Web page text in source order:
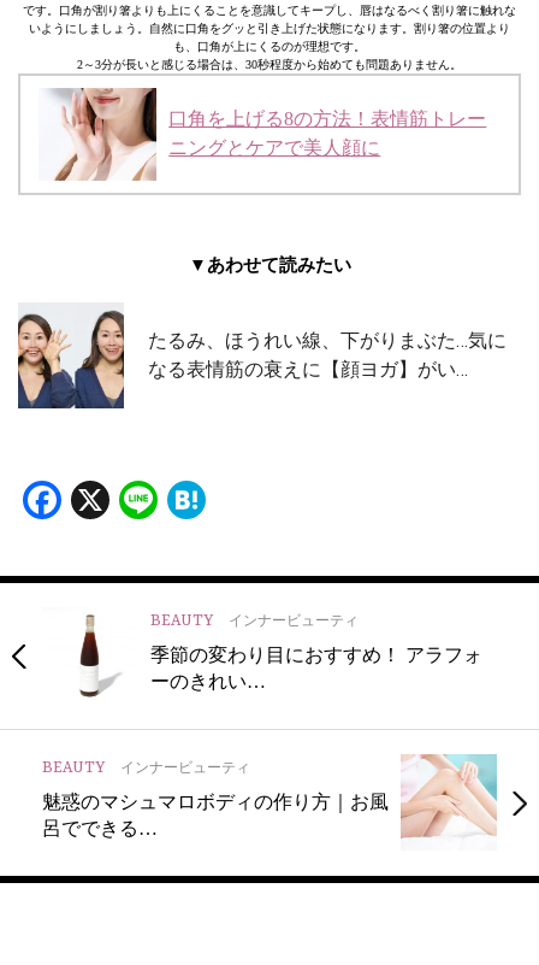
です。口角が割り箸よりも上にくることを意識してキープし、唇はなるべく割り箸に触れな
いようにしましょう。自然に口角をグッと引き上げた状態になります。割り箸の位置より
も、口角が上にくるのが理想です。
2～3分が長いと感じる場合は、30秒程度から始めても問題ありません。
口角を上げる8の方法！表情筋トレー
ニングとケアで美人顔に
▼あわせて読みたい
たるみ、ほうれい線、下がりまぶた…気に
なる表情筋の衰えに【顔ヨガ】がい…
Facebook
X Line
BEAUTY インナービューティ
季節の変わり目におすすめ！ アラフォ
ーのきれい…
BEAUTY インナービューティ
魅惑のマシュマロボディの作り方｜お風
呂でできる…